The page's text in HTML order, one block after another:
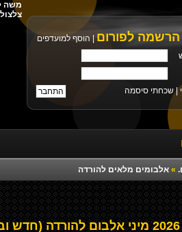
הרשמה לפורום
הוסף למועדפים
|שכחתי סיסמה
» אלבומים מלאים להורדה